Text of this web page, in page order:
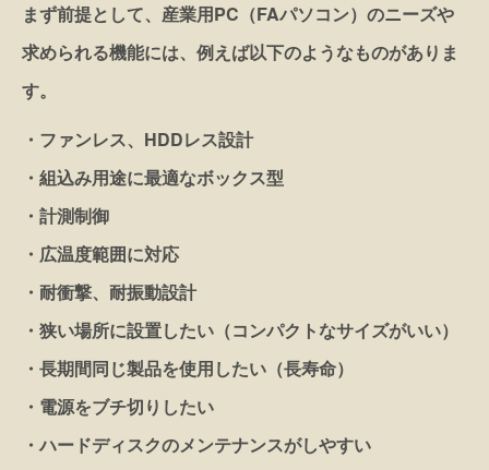
まず前提として、産業用PC（FAパソコン）のニーズや
求められる機能には、例えば以下のようなものがありま
す。
・ファンレス、HDDレス設計
・組込み用途に最適なボックス型
・計測制御
・広温度範囲に対応
・耐衝撃、耐振動設計
・狭い場所に設置したい（コンパクトなサイズがいい）
・長期間同じ製品を使用したい（長寿命）
・電源をブチ切りしたい
・ハードディスクのメンテナンスがしやすい